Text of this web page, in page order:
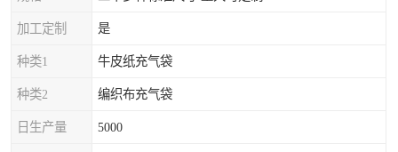
加工定制 是
种类1 牛皮纸充气袋
种类2 编织布充气袋
日生产量 5000